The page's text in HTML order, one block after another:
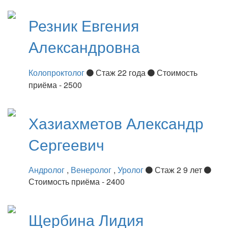
Резник Евгения
Александровна
Колопроктолог Стаж 22 года
Стоимость
приёма - 2500
Хазиахметов Александр
Сергеевич
Андролог , Венеролог , Уролог
Стаж 2 9 лет
Стоимость приёма - 2400
ЩербинаЛидия